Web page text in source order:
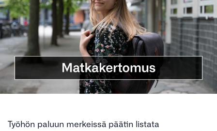
Työhön paluun merkeissä päätin listata